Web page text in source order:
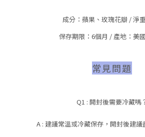
成分：蘋果、玫瑰花瓣 / 淨
保存期限：6個月 / 產地：美
常見問題
Q1 : 開封後需要冷藏嗎
A : 建議常溫或冷藏保存，開封後建議